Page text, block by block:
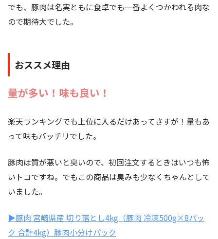
でも、豚肉は名実ともに食卓でも一番よくつかわれる肉な
ので期待大でした。
おススメ理由
量が多い！味も良い！
楽天ランキングでも上位に入るだけあってさすが！量もあ
って味もバッチリでした。
豚肉は質が悪いと臭いので、初回注文するときはいつも怖
いトコですね。でもこの商品は臭みも少なくちゃんとして
いました。
▶豚肉 宮崎県産 切り落とし4kg（豚肉 冷凍500g×8パッ
ク 合計4kg）豚肉小分けパック